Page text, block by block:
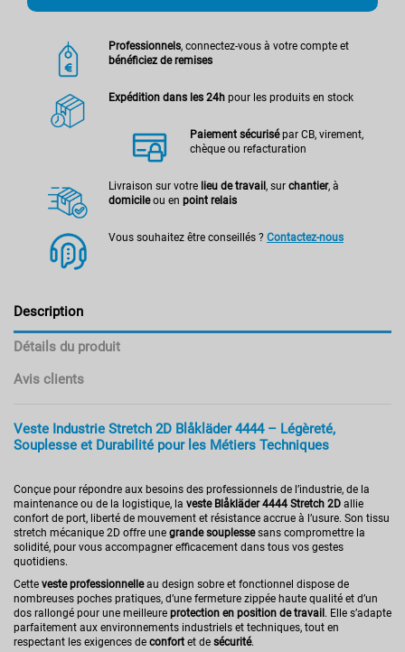
Professionnels, connectez-vous à votre compte et
bénéficiez de remises
Expédition dans les 24h pour les produits en stock
Paiement sécurisépar CB, virement,
chèque ou refacturation
Livraison sur votre lieu de travail , sur chantier, à
domicileou en point relais
Vous souhaitez être conseillés ? Contactez-nous
Description
Détails du produit
Avis clients
Veste Industrie Stretch 2D Blåkläder 4444 – Légèreté,
Souplesse et Durabilité pour les Métiers Techniques
Conçue pour répondre aux besoins des professionnels de l’industrie, de la
maintenance ou de la logistique, la veste Blåkläder 4444 Stretch 2D allie
confort de port, liberté de mouvement et résistance accrue à l’usure. Son tissu
stretch mécanique 2D offre une grande souplessesans compromettre la
solidité, pour vous accompagner efficacement dans tous vos gestes
quotidiens.
Cette veste professionnelleau design sobre et fonctionnel dispose de
nombreuses poches pratiques, d’une fermeture zippée haute qualité et d’un
dos rallongé pour une meilleure protection en position de travail . Elle s’adapte
parfaitement aux environnements industriels et techniques, tout en
respectant les exigences de confort et de sécurité.